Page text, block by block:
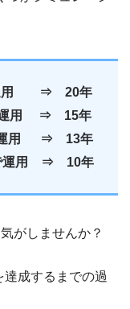
運用 ⇒ 20年
運用 ⇒ 15年
運用 ⇒ 13年
で運用 ⇒ 10年
がしませんか？
成するまでの過